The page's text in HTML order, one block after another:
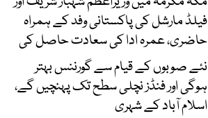
فیلڈ مارشل کی پاکستانی وفد کے ہمراہ
حاضری، عمرہ ادا کی سعادت حاصل کی
نئے صوبوں کے قیام سے گورننس بہتر
ہوگی اور فنڈز نچلی سطح تک پہنچیں گے،
اسلام آباد کے شہری